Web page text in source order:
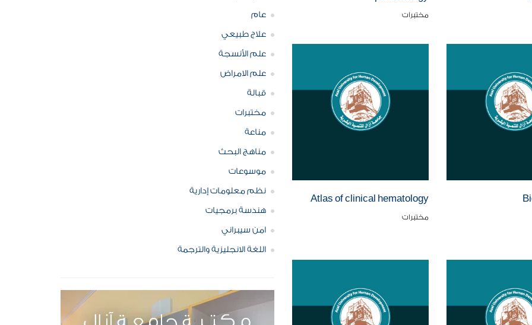
مختبرات
Atlas of clinical hematology
مختبرات
عام
علاج طبيعي
علم الأنسجة
علم الامراض
قبالة
مختبرات
مناعة
مناهج البحث
موسوعات
نظم معلومات إدارية
هندسة برمجيات
امن سيبراني
اللغة الانجليزية والترجمة